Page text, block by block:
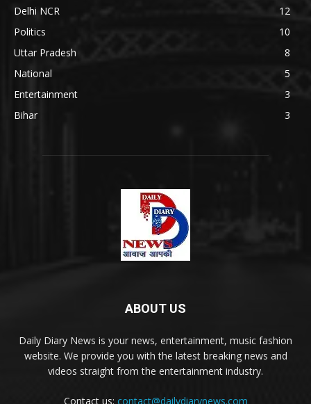
Delhi NCR
12
Politics
10
Uttar Pradesh
8
National
5
Entertainment
3
Bihar
3
ABOUT US
Daily Diary News is your news, entertainment, music fashion
website. We provide you with the latest breaking news and
videos straight from the entertainment industry.
Contact us: contact@dailydiarynews.com